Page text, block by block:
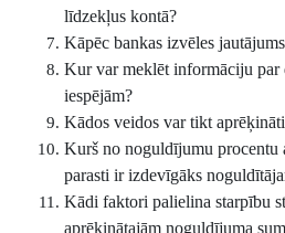
līdzekļus kontā?
Kāpēc bankas izvēles
Kur var meklēt informāciju par
iespējām?
Kādos veidos var tikt
Kurš no noguldījumu procentu
parasti ir izdevīgāks
Kādi faktori palielina starpību
aprēķinātajām noguldījuma